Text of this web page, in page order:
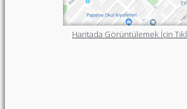
Haritada Görüntülemek İçin